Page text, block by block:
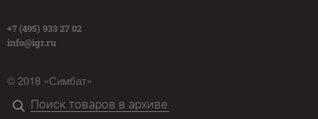
+7 (495) 933 27 02
info@igr.ru
© 2018 «Симбат»